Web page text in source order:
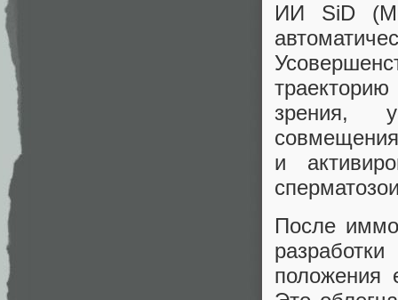
ИИ SiD
зрения,
и
После
положения